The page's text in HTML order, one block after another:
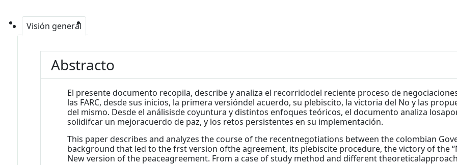
Visión general
Abstracto
El presente documento recopila, describe y analiza el recorridodel reciente proceso de
las FARC, desde sus inicios, la primera versióndel acuerdo, su plebiscito, la victoria del No y las
del mismo. Desde el análisisde coyuntura y distintos enfoques teóricos, el documento analiza
solidifcar un mejoracuerdo de paz, y los retos persistentes en su implementación.
This paper describes and analyzes the course of the recentnegotiations between the colombian
background that led to the frst version ofthe agreement, its plebiscite procedure, the victory of the
New version of the peaceagreement. From a case of study method and different